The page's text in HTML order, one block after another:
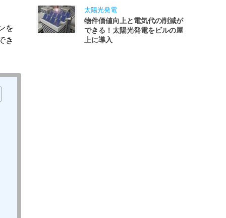
を
き
太陽光発電
物件価値向上と電気代の削減が
できる！太陽光発電をビルの屋
上に導入